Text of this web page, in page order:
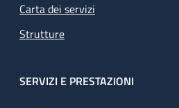
Carta dei servizi
Strutture
SERVIZI E PRESTAZIONI